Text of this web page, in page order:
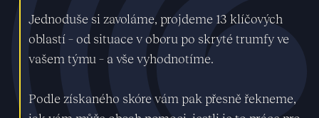
Jednoduše si zavoláme, projdeme 13 klíčových
oblastí – od situace v oboru po skryté trumfy ve
vašem týmu – a vše vyhodnotíme.
Podle získaného skóre vám pak přesně řekneme,